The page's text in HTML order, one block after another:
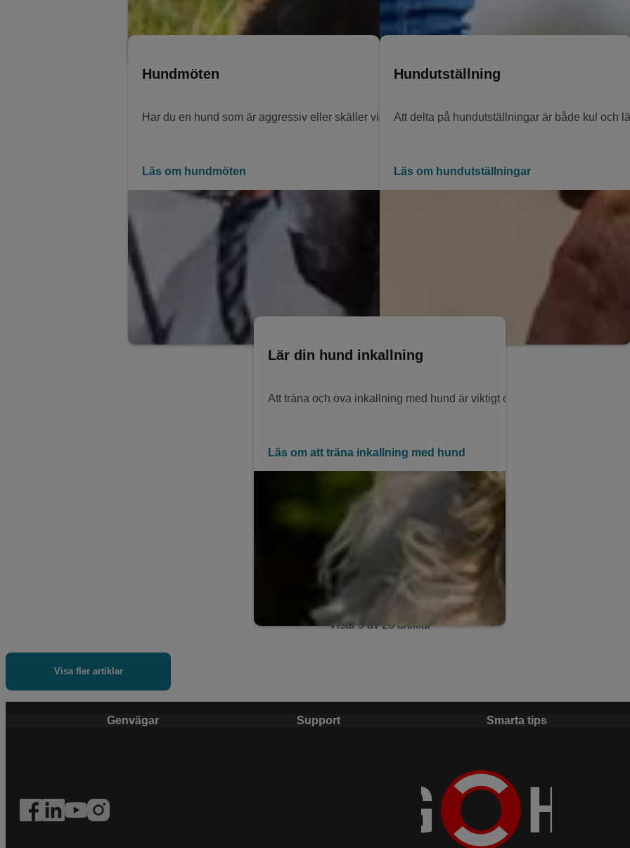
Hundmöten
Har du en hund som är aggressiv eller skäller vid hundmöten? Undvik jobbiga hundmöten genom
Läs om hundmöten
Hundutställning
Att delta på hundutställningar är både kul och
Läs om hundutställningar
Lär din hund inkallning
Att träna och öva inkallning med hund är viktigt och roligt. Här hittar du
Läs om att träna inkallning med hund
Visar9 av20artiklar
Visa fler artiklar
Genvägar Support Smarta tips